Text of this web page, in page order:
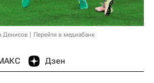
Денисов Перейти в медиабанк
Дзен